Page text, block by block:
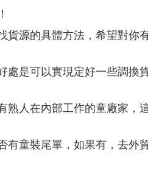
源的具體方法，希望對你
處是可以實現定好一些調換
人在內部工作的童廠家，
有童裝尾單，如果有，去外